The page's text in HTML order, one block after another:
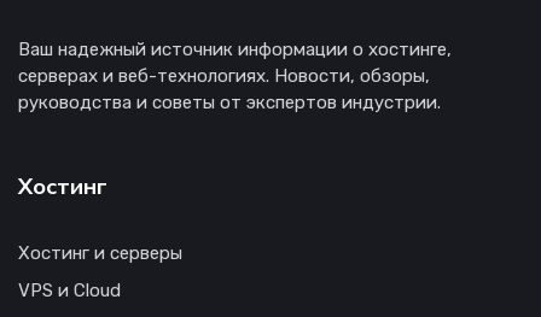
Ваш надежный источник информации о хостинге,
серверах и веб-технологиях. Новости, обзоры,
руководства и советы от экспертов индустрии.
Хостинг
Хостинг и серверы
VPS и Cloud